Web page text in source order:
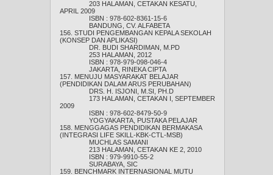
203 HALAMAN, CETAKAN KESATU,
APRIL 2009
ISBN : 978-602-8361-15-6
BANDUNG, CV. ALFABETA
156. STUDI PENGEMBANGAN KEPALA SEKOLAH
(KONSEP DAN APLIKASI)
DR. BUDI SHARDIMAN, M.PD
253 HALAMAN, 2012
ISBN : 978-979-098-046-4
JAKARTA, RINEKA CIPTA
157. MENUJU MASYARAKAT BELAJAR
(PENDIDIKAN DALAM ARUS PERUBAHAN)
DRS. H. ISJONI, M.SI, PH.D
173 HALAMAN, CETAKAN I, SEPTEMBER
2009
ISBN : 978-602-8479-50-9
YOGYAKARTA, PUSTAKA PELAJAR
158. MENGGAGAS PENDIDIKAN BERMAKASA
(INTEGRASI LIFE SKILL-KBK-CTL-MSB)
MUCHLAS SAMANI
213 HALAMAN, CETAKAN KE 2, 2010
ISBN : 979-9910-55-2
SURABAYA, SIC
159. BENCHMARK INTERNASIONAL MUTU